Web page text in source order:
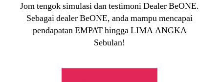
Jom tengok simulasi dan testimoni Dealer BeONE.
Sebagai dealer BeONE, anda mampu mencapai
pendapatan EMPAT hingga LIMA ANGKA
Sebulan!